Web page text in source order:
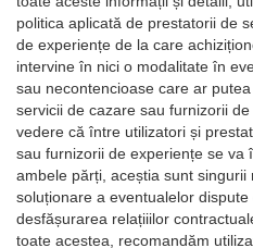
politica aplicată de prestatorii de
de experiențe de la care
intervine în nici o modalitate în
sau necontencioase care ar
servicii de cazare sau furnizorii
vedere că între utilizatori și
sau furnizorii de experiențe se va
ambele părți, aceștia sunt
soluționare a eventualelor
desfășurarea relațiiilor
toate acestea, recomandăm